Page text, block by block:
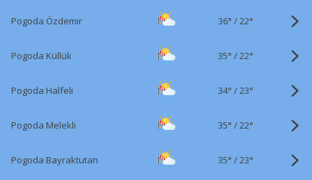
Pogoda Özdemir 36° /22°
Pogoda Küllük 35° /22°
Pogoda Halfeli 34° /23°
Pogoda Melekli 35° /22°
Pogoda Bayraktutan 35° /23°